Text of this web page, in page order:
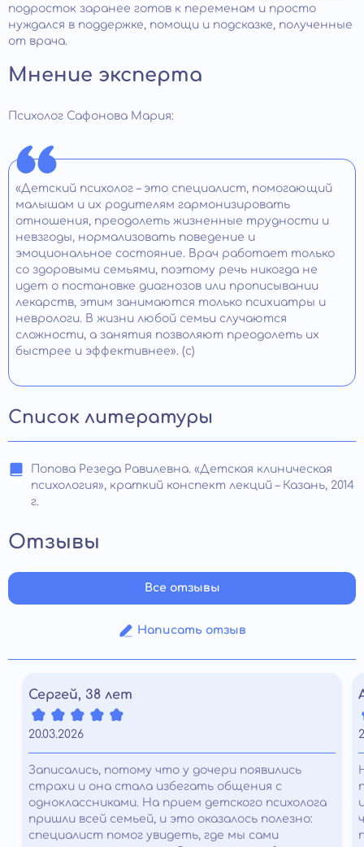
подросток заранее готов к переменам и просто
нуждался в поддержке, помощи и подсказке, полученные
от врача.
Мнение эксперта
Психолог Сафонова Мария:
«Детский психолог – это специалист, помогающий
малышам и их родителям гармонизировать
отношения, преодолеть жизненные трудности и
невзгоды, нормализовать поведение и
эмоциональное состояние. Врач работает только
со здоровыми семьями, поэтому речь никогда не
идет о постановке диагнозов или прописывании
лекарств, этим занимаются только психиатры и
неврологи. В жизни любой семьи случаются
сложности, а занятия позволяют преодолеть их
быстрее и эффективнее». (с)
Список литературы
Попова Резеда Равилевна. «Детская клиническая
психология», краткий конспект лекций – Казань, 2014
г.
Отзывы
Написать отзыв
Все отзывы
Сергей, 38 лет
20.03.2026
Записались, потому что у дочери появились
страхи и она стала избегать общения с
одноклассниками. На прием детского психолога
пришли всей семьей, и это оказалось полезно:
специалист помог увидеть, где мы сами